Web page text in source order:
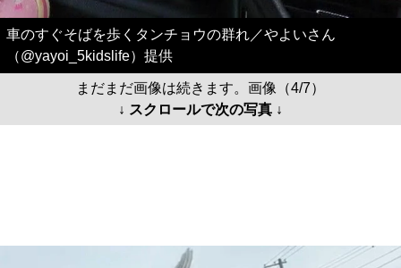
車のすぐそばを歩くタンチョウの群れ／やよいさん
（@yayoi_5kidslife）提供
まだまだ画像は続きます。画像（4/7）
↓ スクロールで次の写真 ↓